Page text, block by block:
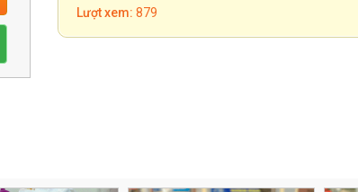
Lượt xem: 879